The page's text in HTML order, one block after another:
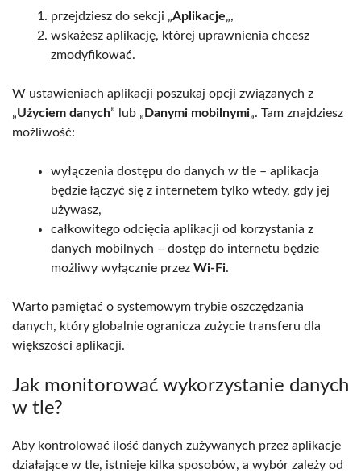
przejdziesz do sekcji „Aplikacje„,
wskażesz aplikację, której uprawnienia chcesz
zmodyfikować.
W ustawieniach aplikacji poszukaj opcji związanych z
„Użyciem danych” lub „ Danymi mobilnymi„. Tam znajdziesz
możliwość:
wyłączenia dostępu do danych w tle – aplikacja
będzie łączyć się z internetem tylko wtedy, gdy jej
używasz,
całkowitego odcięcia aplikacji od korzystania z
danych mobilnych – dostęp do internetu będzie
możliwy wyłącznie przez Wi-Fi.
Warto pamiętać o systemowym trybie oszczędzania
danych, który globalnie ogranicza zużycie transferu dla
większości aplikacji.
Jak monitorować wykorzystanie danych
w tle?
Aby kontrolować ilość danych zużywanych przez aplikacje
działające w tle, istnieje kilka sposobów, a wybór zależy od